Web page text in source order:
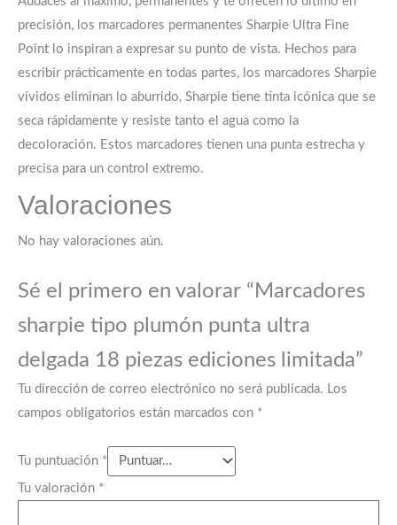
precisión, los marcadores permanentes Sharpie Ultra Fine
Point lo inspiran a expresar su punto de vista. Hechos para
escribir prácticamente en todas partes, los marcadores Sharpie
vívidos eliminan lo aburrido, Sharpie tiene tinta icónica que se
seca rápidamente y resiste tanto el agua como la
decoloración. Estos marcadores tienen una punta estrecha y
precisa para un control extremo.
Valoraciones
No hay valoraciones aún.
Sé el primero en valorar “Marcadores
sharpie tipo plumón punta ultra
delgada 18 piezas ediciones limitada”
Tu dirección de correo electrónico no será publicada. Los
campos obligatorios están marcados con *
Tu puntuación *
Tu valoración *